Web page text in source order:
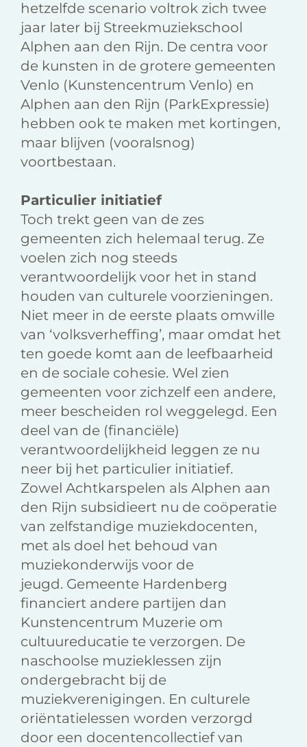
hetzelfde scenario voltrok zich twee
jaar later bij Streekmuziekschool
Alphen aan den Rijn. De centra voor
de kunsten in de grotere gemeenten
Venlo (Kunstencentrum Venlo) en
Alphen aan den Rijn (ParkExpressie)
hebben ook te maken met kortingen,
maar blijven (vooralsnog)
voortbestaan.
Particulier initiatief
Toch trekt geen van de zes
gemeenten zich helemaal terug. Ze
voelen zich nog steeds
verantwoordelijk voor het in stand
houden van culturele voorzieningen.
Niet meer in de eerste plaats omwille
van ‘volksverheffing’, maar omdat het
ten goede komt aan de leefbaarheid
en de sociale cohesie. Wel zien
gemeenten voor zichzelf een andere,
meer bescheiden rol weggelegd. Een
deel van de (financiële)
verantwoordelijkheid leggen ze nu
neer bij het particulier initiatief.
Zowel Achtkarspelen als Alphen aan
den Rijn subsidieert nu de coöperatie
van zelfstandige muziekdocenten,
met als doel het behoud van
muziekonderwijs voor de
jeugd. Gemeente Hardenberg
financiert andere partijen dan
Kunstencentrum Muzerie om
cultuureducatie te verzorgen. De
naschoolse muzieklessen zijn
ondergebracht bij de
muziekverenigingen. En culturele
oriëntatielessen worden verzorgd
door een docentencollectief van